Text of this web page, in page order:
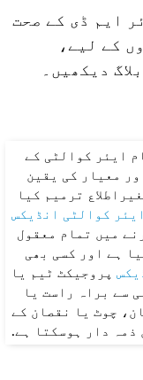
ایم ڈی کے صحت
کے لیے،
دیکھیں۔
ایئر کوالٹی کے
معیار کی یقین
ترمیم کیا
کوالٹی انڈیکس
میں تمام معقول
ہے اور کسی بھی
پروجیکٹ ٹیم یا
سے براہ راست یا
چوٹ یا نقصان کے
دار ہوسکتا ہے.